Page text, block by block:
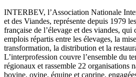
INTERBEV, l’Association Nationale
et des Viandes, représente depuis 1979
française de l’élevage et des viandes,
emplois répartis entre les élevages, la
transformation, la distribution et la
L’interprofession couvre l’ensemble du
régionaux et rassemble 22 organisations
bovine, ovine, équine et caprine,